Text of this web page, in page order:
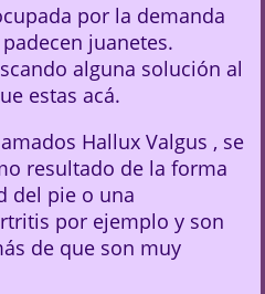
por la demanda
juanetes.
alguna solución al
estas acá.
Hallux Valgus , se
resultado de la forma
del pie o una
por ejemplo y son
de que son muy